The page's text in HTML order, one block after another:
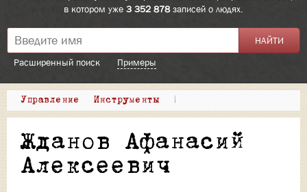
в котором уже 3 352 878записей о людях.
Расширенный поиск Примеры
Управление Инструменты |
Жданов Афанасий
Алексеевич